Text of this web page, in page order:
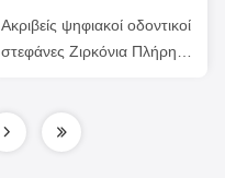
Ακριβείς ψηφιακοί οδοντικοί
στεφάνες Ζιρκόνια Πλήρης